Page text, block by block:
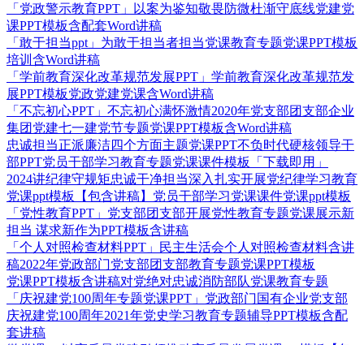
「党政警示教育PPT」以案为鉴知敬畏防微杜渐守底线党建党
课PPT模板含配套Word讲稿
「敢于担当ppt」为敢于担当者担当党课教育专题党课PPT模板
培训含Word讲稿
「学前教育深化改革规范发展PPT」学前教育深化改革规范发
展PPT模板党政党建党课含Word讲稿
「不忘初心PPT」不忘初心满怀激情2020年党支部团支部企业
集团党建七一建党节专题党课PPT模板含Word讲稿
忠诚担当正派廉洁四个方面主题党课PPT不负时代硬核领导干
部PPT党员干部学习教育专题党课课件模板「下载即用」
2024讲纪律守规矩忠诚干净担当深入扎实开展党纪律学习教育
党课ppt模板【包含讲稿】党员干部学习党课课件党课ppt模板
「党性教育PPT」党支部团支部开展党性教育专题党课展示新
担当 谋求新作为PPT模板含讲稿
「个人对照检查材料PPT」民主生活会个人对照检查材料含讲
稿2022年党政部门党支部团支部教育专题党课PPT模板
党课PPT模板含讲稿对党绝对忠诚消防部队党课教育专题
「庆祝建党100周年专题党课PPT」党政部门国有企业党支部
庆祝建党100周年2021年党史学习教育专题辅导PPT模板含配
套讲稿